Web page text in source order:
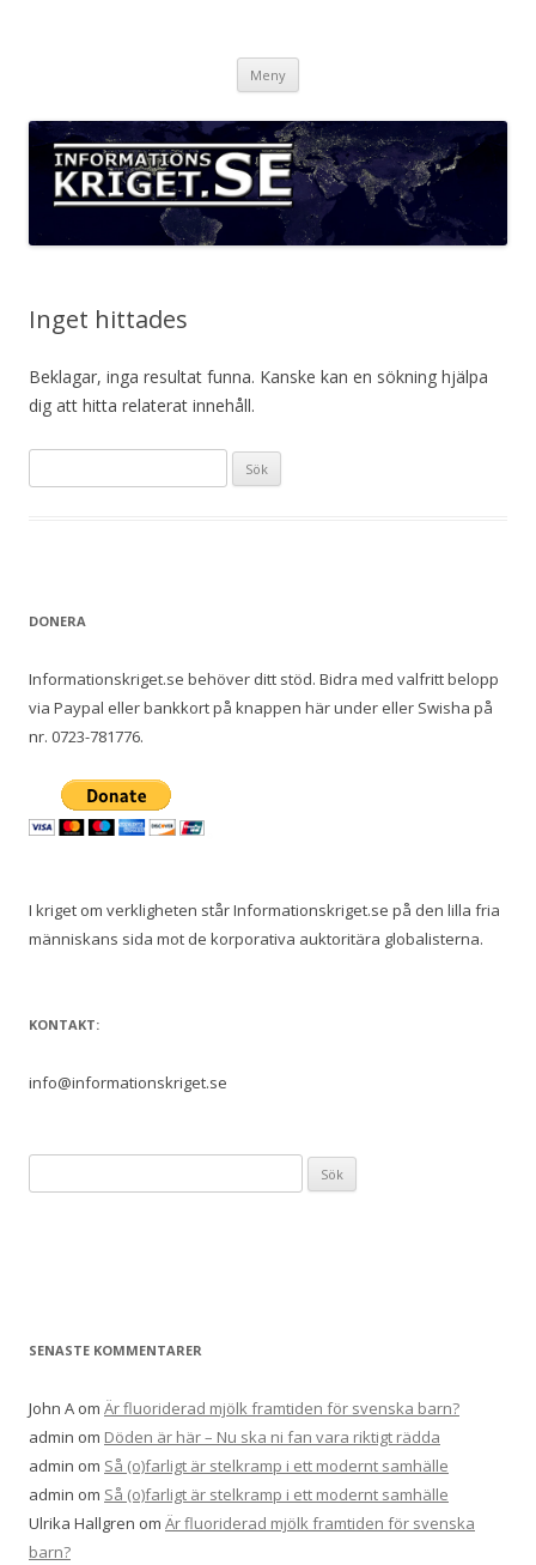
Meny
Inget hittades
Beklagar, inga resultat funna. Kanske kan en sökning hjälpa
dig att hitta relaterat innehåll.
efter:
DONERA
Informationskriget.se behöver ditt stöd. Bidra med valfritt belopp
via Paypal eller bankkort på knappen här under eller Swisha på
nr. 0723-781776.
I kriget om verkligheten står Informationskriget.se på den lilla fria
människans sida mot de korporativa auktoritära globalisterna.
KONTAKT:
info@informationskriget.se
efter:
SENASTE KOMMENTARER
John A om Är fluoriderad mjölk framtiden för svenska barn?
admin om Döden är här – Nu ska ni fan vara riktigt rädda
admin om Så (o)farligt är stelkramp i ett modernt samhälle
admin om Så (o)farligt är stelkramp i ett modernt samhälle
Ulrika Hallgren om Är fluoriderad mjölk framtiden för svenska
barn?